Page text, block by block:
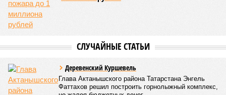
внутреннего рынка. При этом традиционная китайская
кухня практически не использует виноградную улитку в
европейском понимании, и внутренний спрос на неё как на
ресторанный сегмент, специализированное питание или
фармацевтики, где активно используется муцин, а также
БАДы.